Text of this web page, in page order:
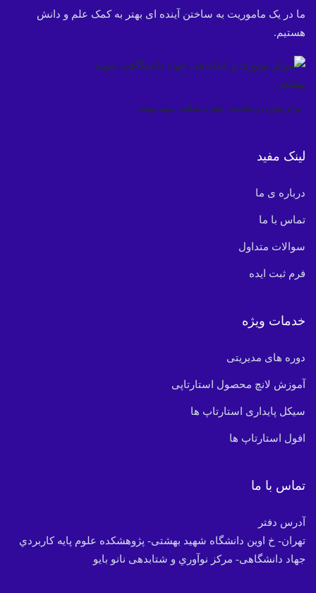
ما در یک ماموریت به ساختن آینده ای بهتر به کمک علم و دانش
هستیم.
مرکز نواوری و شتابدهی جهاد دانشگاهی شهید بهشتی
لینک مفید
درباره ی ما
تماس با ما
سوالات متداول
فرم ثبت ایده
خدمات ویژه
دوره های مدیریتی
آموزش لانچ محصول استارتاپی
سیکل پایداری استارتاپ ها
افول استارتاپ ها
تماس با ما
آدرس دفتر
تهران- خ اوین دانشگاه شهید بهشتی- پژوهشکده علوم پایه کاربردي
جهاد دانشگاهی- مرکز نوآوري و شتابدهی نانو بایو